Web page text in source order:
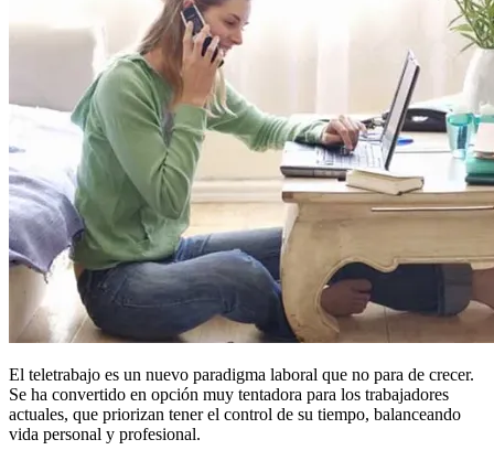
El teletrabajo es un nuevo paradigma laboral que no para de crecer.
Se ha convertido en opción muy tentadora para los trabajadores
actuales, que priorizan tener el control de su tiempo, balanceando
vida personal y profesional.